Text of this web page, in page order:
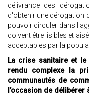
délivrance des
d'obtenir une dérogation
pouvoir circuler dans
doivent être lisibles et
acceptables par la
La crise sanitaire et
rendu complexe la
communautés de
l’occasion de